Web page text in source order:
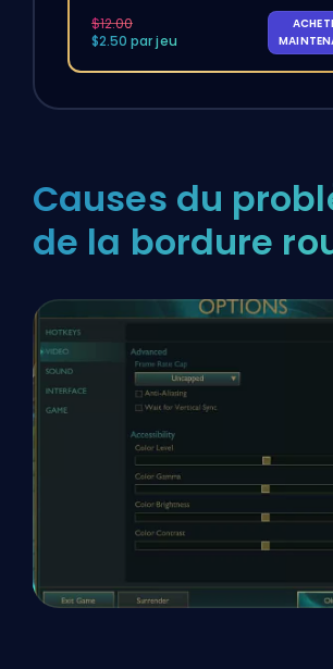
$12.00
$2.50 par jeu
Causes du
de la bordure